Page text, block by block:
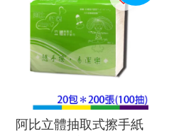
阿比立體抽取式擦手紙